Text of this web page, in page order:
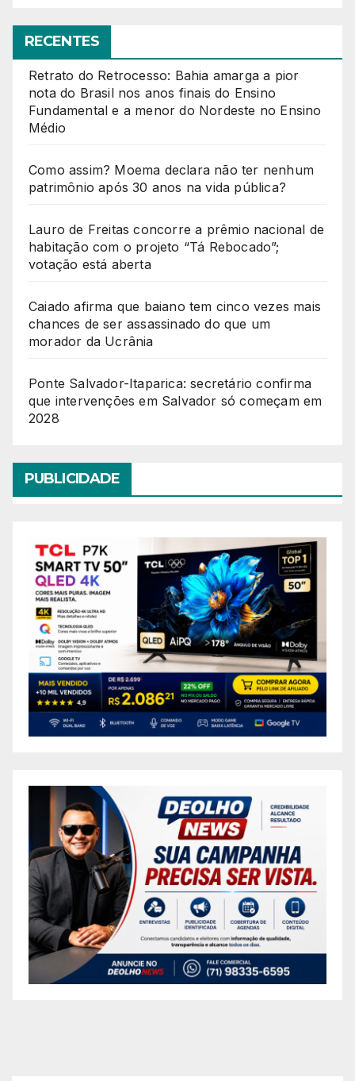
RECENTES
Retrato do Retrocesso: Bahia amarga a pior
nota do Brasil nos anos finais do Ensino
Fundamental e a menor do Nordeste no Ensino
Médio
Como assim? Moema declara não ter nenhum
patrimônio após 30 anos na vida pública?
Lauro de Freitas concorre a prêmio nacional de
habitação com o projeto “Tá Rebocado”;
votação está aberta
Caiado afirma que baiano tem cinco vezes mais
chances de ser assassinado do que um
morador da Ucrânia
Ponte Salvador-Itaparica: secretário confirma
que intervenções em Salvador só começam em
2028
PUBLICIDADE